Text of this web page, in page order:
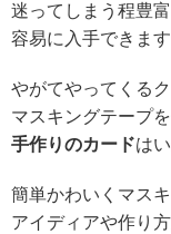
迷ってしまう程豊
容易に入手できます
やがてやってくるク
マスキングテープ
手作りのカードは
簡単かわいくマス
アイディアや作り